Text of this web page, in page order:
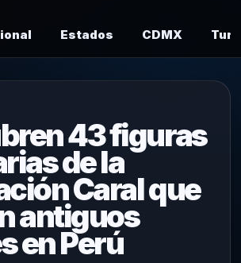
Estados CDMX
43 figuras
de la
Caral que
antiguos
en Perú